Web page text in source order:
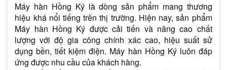
Máy hàn Hồng Ký là dòng sản phẩm mang thương
hiệu khá nổi tiếng trên thị trường. Hiện nay, sản phẩm
Máy hàn Hồng Ký được cải tiến và nâng cao chất
lượng với độ gia công chính xác cao, hiệu suất sử
dụng bền, tiết kiệm điện. Máy hàn Hồng Ký luôn đáp
ứng được nhu cầu của khách hàng.